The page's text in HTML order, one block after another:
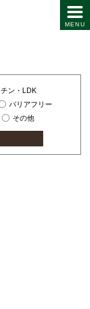
ン・LDK
バリアフリー
その他